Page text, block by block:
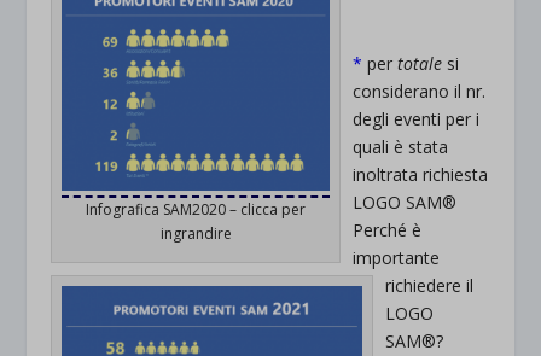
Infografica SAM2020 – clicca per
ingrandire
* per totale si
considerano il nr.
degli eventi per i
quali è stata
inoltrata richiesta
LOGO SAM®
Perché è
importante
richiedere il
LOGO
SAM®?